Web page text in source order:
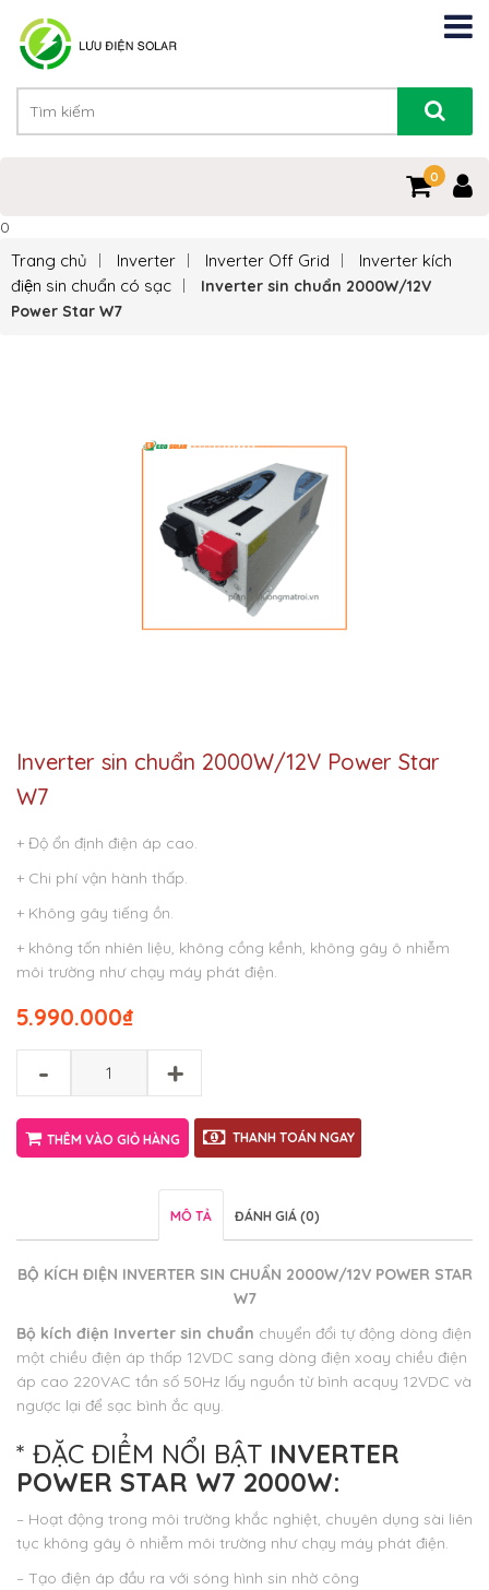
0
0
Trang chủ Inverter Inverter Off Grid
Inverter kích
điện sin chuẩn có sạc
Inverter sin chuẩn 2000W/12V
Power Star W7
Inverter sin chuẩn 2000W/12V Power Star
W7
+ Độ ổn định điện áp cao.
+ Chi phí vận hành thấp.
+ Không gây tiếng ồn.
+ không tốn nhiên liệu, không cồng kềnh, không gây ô nhiễm
môi trường như chạy máy phát điện.
₫
5.990.000
- +
THÊM VÀO GIỎ HÀNG THANH TOÁN NGAY
MÔ TẢ ĐÁNH GIÁ (0)
BỘ KÍCH ĐIỆN INVERTER SIN CHUẨN 2000W/12V POWER STAR
W7
Bộ kích điện Inverter sin chuẩn chuyển đổi tự động dòng điện
một chiều điện áp thấp 12VDC sang dòng điện xoay chiều điện
áp cao 220VAC tần số 50Hz lấy nguồn từ bình acquy 12VDC và
ngược lại để sạc bình ắc quy.
* ĐẶC ĐIỂM NỔI BẬT INVERTER
POWER STAR W7 2000W:
– Hoạt động trong môi trường khắc nghiệt, chuyên dụng sài liên
tục không gây ô nhiễm môi trường như chạy máy phát điện.
– Tạo điện áp đầu ra với sóng hình sin nhờ công